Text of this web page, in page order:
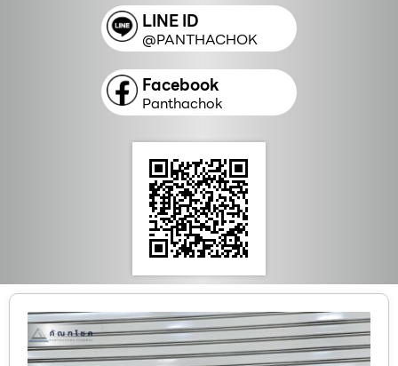
LINE ID
@PANTHACHOK
Facebook
Panthachok